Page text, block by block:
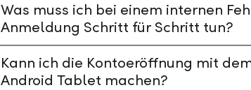
Was muss ich bei einem internen
Anmeldung Schritt für Schritt tun?
Kann ich die Kontoeröffnung mit
Android Tablet machen?